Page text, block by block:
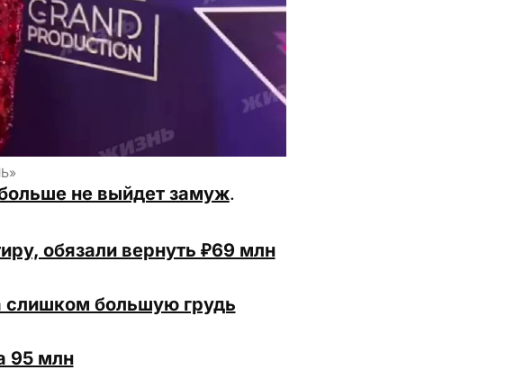
не выйдет замуж.
обязали вернуть ₽69 млн
слишком большую грудь
95 млн